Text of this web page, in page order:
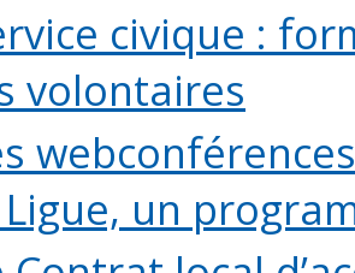
civique :
volontaires
un